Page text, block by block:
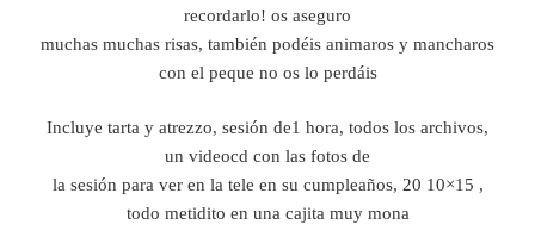
recordarlo! os aseguro
muchas muchas risas, también podéis animaros y mancharos
con el peque no os lo perdáis
Incluye tarta y atrezzo, sesión de1 hora, todos los archivos,
un videocd con las fotos de
la sesión para ver en la tele en su cumpleaños, 20 10×15 ,
todo metidito en una cajita muy mona